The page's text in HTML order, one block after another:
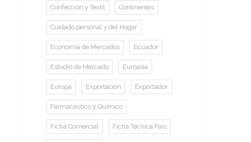
Confección y Textil Continentes
Cuidado personal y del Hogar
Economía de Mercados Ecuador
Estudio de Mercado Euroasia
Europa Exportación Exportador
Farmacéutico y Químico
Ficha Comercial Ficha Técnica País